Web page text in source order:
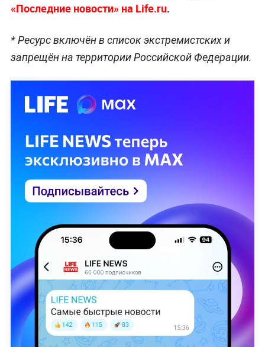
«Последние новости» на Life.ru.
* Ресурс включён в список экстремистских и
запрещён на территории Российской Федерации.